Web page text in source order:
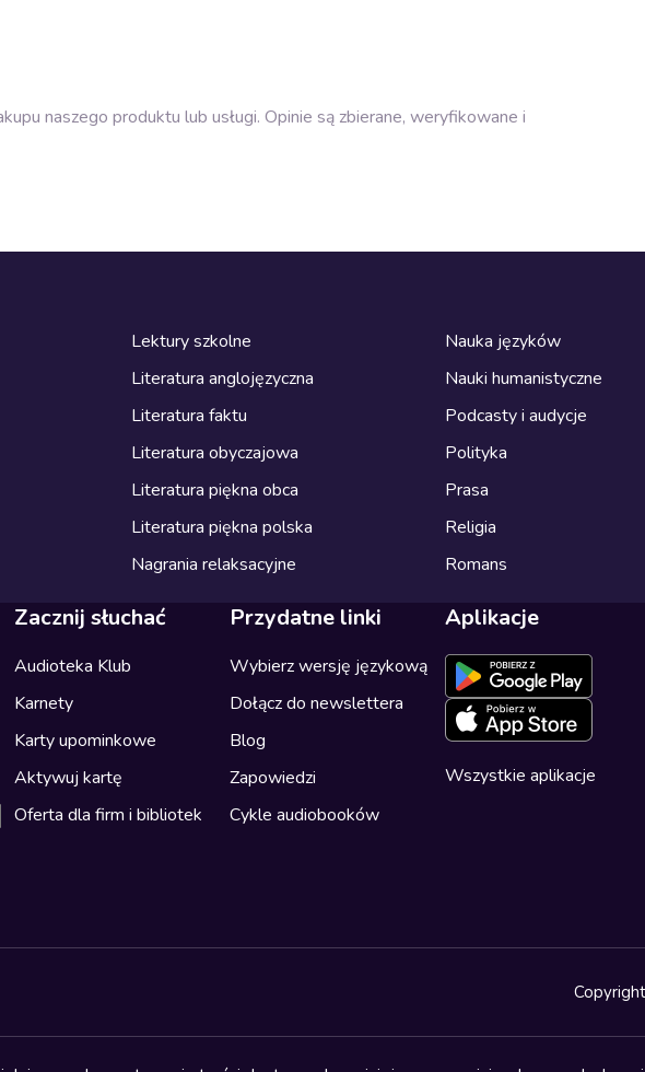
naszego produktu lub usługi. Opinie są zbierane, weryfikowane i
Lektury szkolne
Literatura anglojęzyczna
Literatura faktu
Literatura obyczajowa
Literatura piękna obca
Literatura piękna polska
Nagrania relaksacyjne
Nauka języków
Nauki humanistyczne
Podcasty i audycje
Polityka
Prasa
Religia
Romans
Zacznij słuchać
Audioteka Klub
Karnety
Karty upominkowe
Aktywuj kartę
Oferta dla firm i bibliotek
Przydatne linki
Wybierz wersję językową
Dołącz do newslettera
Blog
Zapowiedzi
Cykle audiobooków
Aplikacje
Wszystkie aplikacje